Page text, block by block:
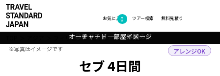
お気に入り
0 無料見積り
ツアー検索
フィリピン セブ ツアー詳細
セブ 4日間
アレンジOK
◇◎セブ：看板
◇◎セブ：ビーチとヤシの木
オーチャード 外観
オーチャード 部屋イメージ
◇◎セブ：地図
フォトギャラリー
※写真はイメージです
※写真はイメージです